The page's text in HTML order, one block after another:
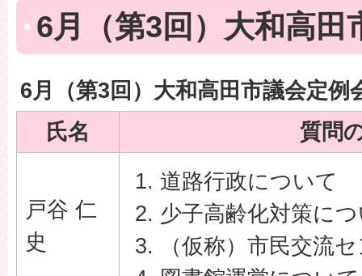
6月（第3回）大和高田
6月（第3回）大和高田市議会定例
氏名
質問
戸谷 仁
史
道路行政について
少子高齢化対策に
（仮称）市民交流